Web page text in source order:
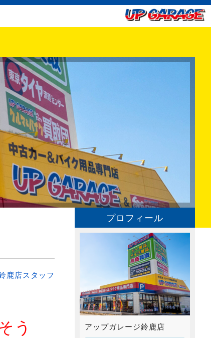
鹿店スタッフ
う
プロフィール
アップガレージ鈴鹿店